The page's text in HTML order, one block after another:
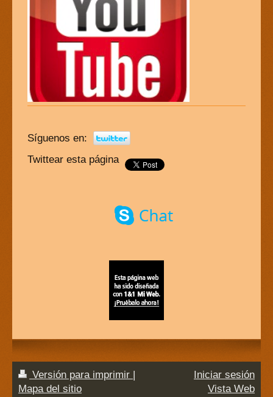
Síguenos en:
Twittear esta página
Versión para imprimir
Mapa del sitio
Iniciar sesión
Vista Web